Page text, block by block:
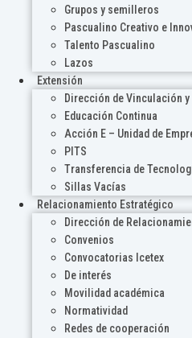
Grupos y semilleros
Pascualino Creativo e
Talento Pascualino
Lazos
Extensión
Dirección de Vinculación
Educación Continua
Acción E – Unidad de
PITS
Transferencia de
Sillas Vacías
Relacionamiento Estratégico
Dirección de
Convenios
Convocatorias Icetex
De interés
Movilidad académica
Normatividad
Redes de cooperación